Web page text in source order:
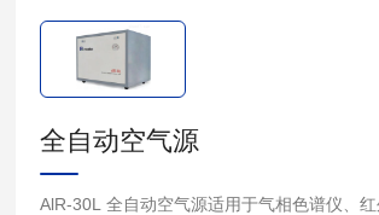
全自动空气源
AlR-30L 全自动空气源适用于气相色谱仪、红